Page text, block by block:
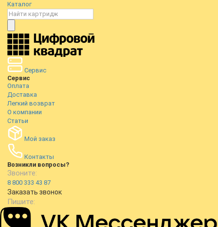
Каталог
Сервис
Сервис
Оплата
Доставка
Легкий возврат
О компании
Статьи
Мой заказ
Контакты
Возникли вопросы?
Звоните:
8 800 333 43 87
Заказать звонок
Пишите: